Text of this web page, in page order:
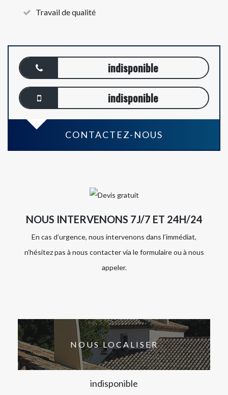
Travail de qualité
indisponible
indisponible
CONTACTEZ-NOUS
NOUS INTERVENONS 7J/7 ET 24H/24
En cas d’urgence, nous intervenons dans l’immédiat,
n’hésitez pas à nous contacter via le formulaire ou à nous
appeler.
NOUS LOCALISER
indisponible